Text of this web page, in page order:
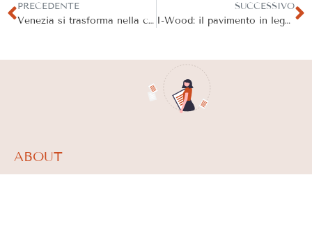
PRECEDENTE
Venezia si trasforma nella capitale internazionale del noir
SUCCESSIVO
I-Wood: il pavimento in legno ad alta tecnologia
ABOUT